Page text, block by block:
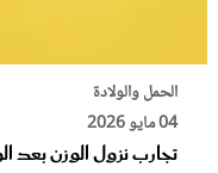
الحمل والولادة
04 مايو 2026
تجارب نزول الوزن بعد